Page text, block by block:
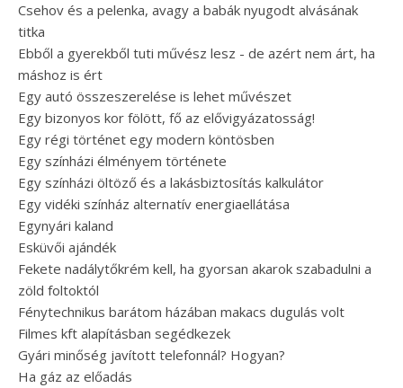
Csehov és a pelenka, avagy a babák nyugodt alvásának
titka
Ebből a gyerekből tuti művész lesz - de azért nem árt, ha
máshoz is ért
Egy autó összeszerelése is lehet művészet
Egy bizonyos kor fölött, fő az elővigyázatosság!
Egy régi történet egy modern köntösben
Egy színházi élményem története
Egy színházi öltöző és a lakásbiztosítás kalkulátor
Egy vidéki színház alternatív energiaellátása
Egynyári kaland
Esküvői ajándék
Fekete nadálytőkrém kell, ha gyorsan akarok szabadulni a
zöld foltoktól
Fénytechnikus barátom házában makacs dugulás volt
Filmes kft alapításban segédkezek
Gyári minőség javított telefonnál? Hogyan?
Ha gáz az előadás